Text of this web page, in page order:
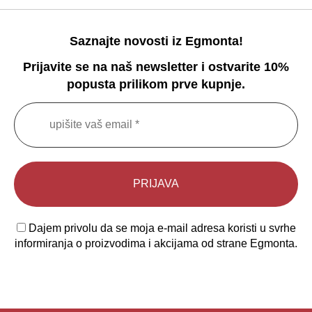
Saznajte novosti iz Egmonta!
Prijavite se na naš newsletter i ostvarite 10%
popusta prilikom prve kupnje.
Dajem privolu da se moja e-mail adresa koristi u svrhe
informiranja o proizvodima i akcijama od strane Egmonta.